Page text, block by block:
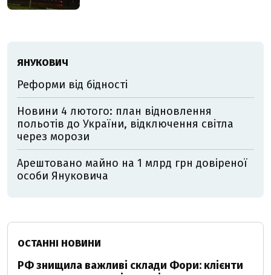
ЯНУКОВИЧ
Реформи від бідності
Новини 4 лютого: план відновлення
польотів до України, відключення світла
через морози
Арештовано майно на 1 млрд грн довіреної
особи Януковича
ОСТАННІ НОВИНИ
РФ знищила важливі склади Фори: клієнти